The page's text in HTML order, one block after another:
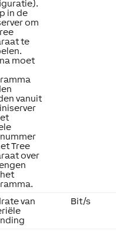
in de
om
te
moet
vanuit
Tree
over
van
Bit/s